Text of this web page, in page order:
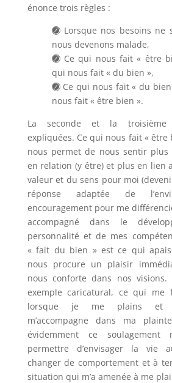
énonce trois règles :
Lorsque nos besoins ne
nous devenons malade,
Ce qui nous fait « être
qui nous fait « du bien »,
Ce qui nous fait « du bien
nous fait « être bien ».
La seconde et la troisième
expliquées. Ce qui nous fait « être
nous permet de nous sentir plus
en relation (y être) et plus en lien
valeur et du sens pour moi
réponse adaptée de
encouragement pour me
accompagné dans le
personnalité et de mes
« fait du bien » est ce qui
nous procure un plaisir
nous conforte dans nos
exemple caricatural, ce qui me
lorsque je me plains et
m’accompagne dans ma
évidemment ce
permettre d’envisager la vie
changer de comportement et à
situation qui m’a amenée à me